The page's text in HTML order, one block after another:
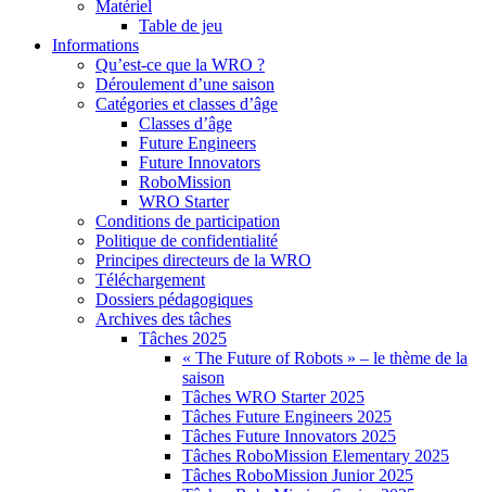
Matériel
Table de jeu
Informations
Qu’est-ce que la WRO ?
Déroulement d’une saison
Catégories et classes d’âge
Classes d’âge
Future Engineers
Future Innovators
RoboMission
WRO Starter
Conditions de participation
Politique de confidentialité
Principes directeurs de la WRO
Téléchargement
Dossiers pédagogiques
Archives des tâches
Tâches 2025
« The Future of Robots » – le thème de la
saison
Tâches WRO Starter 2025
Tâches Future Engineers 2025
Tâches Future Innovators 2025
Tâches RoboMission Elementary 2025
Tâches RoboMission Junior 2025